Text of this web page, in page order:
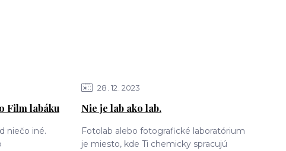
Film labáku
niečo iné.
28 12 2023
Nie je lab ako lab.
Fotolab alebo fotografické laboratórium
je miesto, kde Ti chemicky spracujú